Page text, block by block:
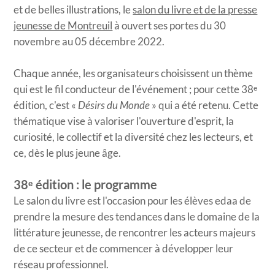
et de belles illustrations, lesalon du livre et de la presse
jeunesse de Montreuil à ouvert ses portes du 30
novembre au 05 décembre 2022.
Chaque année, les organisateurs choisissent un thème
qui est le fil conducteur de l'événement ; pour cette 38ᵉ
édition, c'est « Désirs du Monde » qui a été retenu. Cette
thématique vise à valoriser l'ouverture d'esprit, la
curiosité, le collectif et la diversité chez les lecteurs, et
ce, dès le plus jeune âge.
38ᵉ édition : le programme
Le salon du livre est l'occasion pour les élèves edaa de
prendre la mesure des tendances dans le domaine de la
littérature jeunesse, de rencontrer les acteurs majeurs
de ce secteur et de commencer à développer leur
réseau professionnel.